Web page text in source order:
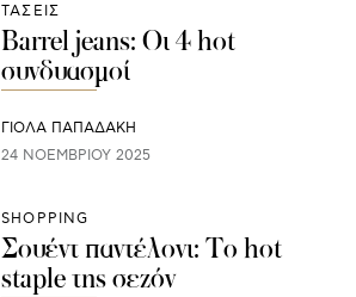
ΤΑΣΕΙΣ
Barrel jeans: Οι 4 hot
συνδυασμοί
ΓΙΌΛΑ ΠΑΠΑΔΆΚΗ
24 ΝΟΕΜΒΡΊΟΥ 2025
SHOPPING
Σουέντ παντέλονι: To hot
staple της σεζόν